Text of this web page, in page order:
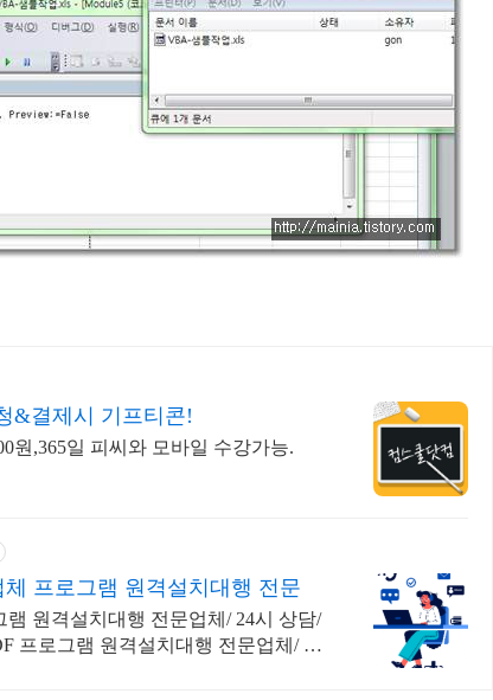
&결제시 기프티콘!
원,365일 피씨와 모바일 수강가능.
프로그램 원격설치대행 전문
램 원격설치대행 전문업체/ 24시 상담/
프로그램 원격설치대행 전문업체/ 24